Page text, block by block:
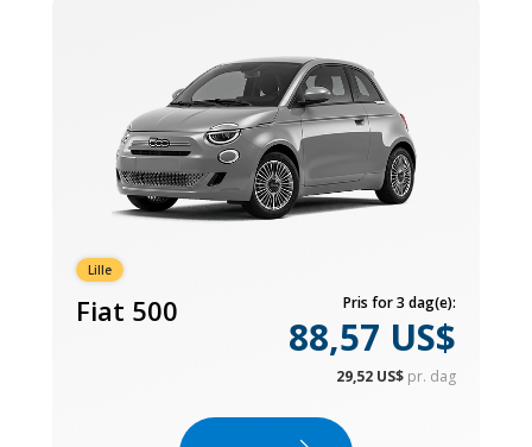
Lille
Fiat 500 Pris for 3 dag(e):
88,57 US$
29,52 US$ pr. dag